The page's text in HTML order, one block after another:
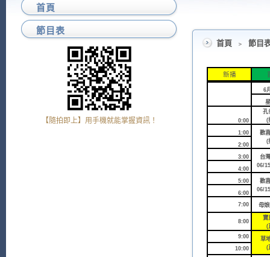
首頁 ﹥ 節目
新播
6
0:00
孔
(
1:00
歡
(
2:00
3:00
台
06/
4:00
5:00
歡
06/
6:00
7:00
母
8:00
寶
(
9:00
草
(
10:00
首頁
節目表
【隨拍即上】用手機就能掌握資訊！